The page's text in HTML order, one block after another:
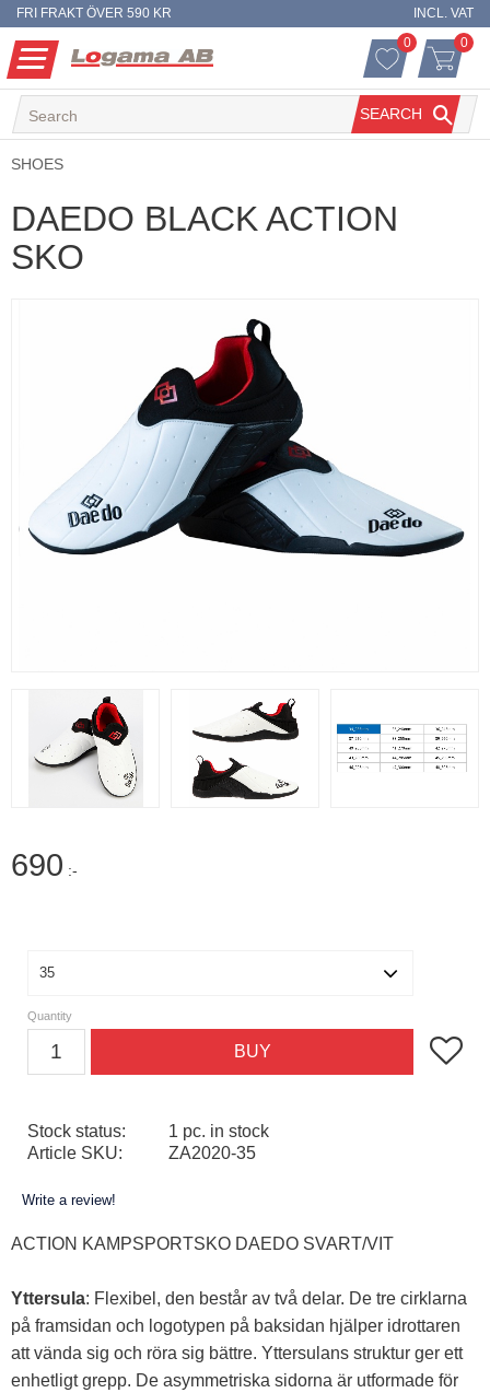
Menu
FRI FRAKT ÖVER 590 KR INCL. VAT
FAVORITES
FAVORITES
0 BASKET
0
SEARCH
SHOES
DAEDO BLACK ACTION
SKO
690 :-
Quantity
BUY Add to
Stock status
1 pc. in stock
Article SKU
ZA2020-35
Write a review!
ACTION KAMPSPORTSKO DAEDO SVART/VIT
Yttersula: Flexibel, den består av två delar. De tre cirklarna
på framsidan och logotypen på baksidan hjälper idrottaren
att vända sig och röra sig bättre. Yttersulans struktur ger ett
enhetligt grepp. De asymmetriska sidorna är utformade för